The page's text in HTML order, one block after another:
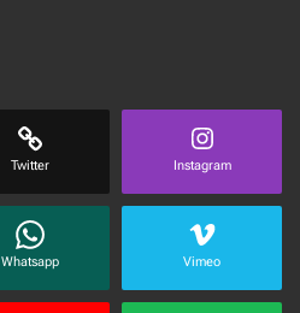
Twitter Instagram
Whatsapp Vimeo